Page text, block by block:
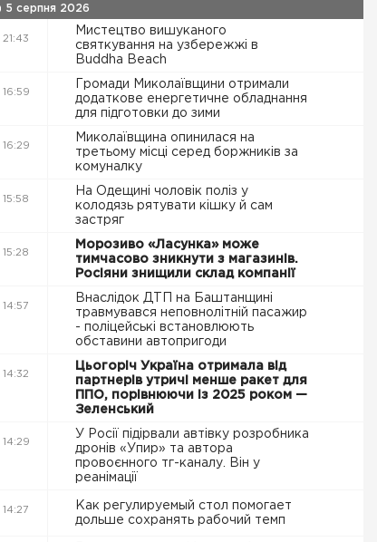
5 серпня 2026
21:43
Мистецтво вишуканого
святкування на узбережжі в
Buddha Beach
16:59
Громади Миколаївщини отримали
додаткове енергетичне обладнання
для підготовки до зими
16:29
Миколаївщина опинилася на
третьому місці серед боржників за
комуналку
15:58
На Одещині чоловік поліз у
колодязь рятувати кішку й сам
застряг
15:28
Морозиво «Ласунка» може
тимчасово зникнути з магазинів.
Росіяни знищили склад компанії
14:57
Внаслідок ДТП на Баштанщині
травмувався неповнолітній пасажир
- поліцейські встановлюють
обставини автопригоди
14:32
Цьогоріч Україна отримала від
партнерів утричі менше ракет для
ППО, порівнюючи із 2025 роком —
Зеленський
14:29
У Росії підірвали автівку розробника
дронів «Упир» та автора
провоєнного тг-каналу. Він у
реанімації
14:27
Как регулируемый стол помогает
дольше сохранять рабочий темп